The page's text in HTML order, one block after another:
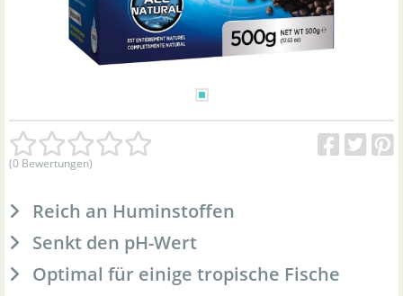
(0 Bewertungen)
Reich an Huminstoffen
Senkt den pH-Wert
Optimal für einige tropische Fische